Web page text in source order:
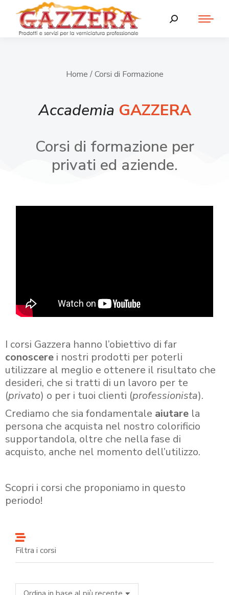
Home / Corsi di Formazione
Accademia GAZZERA
Corsi di formazione per
privati ed aziende.
I corsi Gazzera hanno l’obiettivo di far
conoscere i nostri prodotti per poterli
utilizzare al meglio e ottenere il risultato che
desideri, che si tratti di un lavoro per te
(privato) o per i tuoi clienti (professionista).
Crediamo che sia fondamentale aiutare la
persona che acquista nel nostro colorificio
supportandola, oltre che nella fase di
acquisto, anche nel momento dell’utilizzo.
Scopri i corsi che proponiamo in questo
periodo!
Filtra i corsi